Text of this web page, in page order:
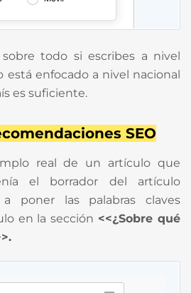
todo si escribes a nivel
está enfocado a nivel nacional
es suficiente.
SEO
real de un artículo que
el borrador del artículo
poner las palabras claves
en la sección <<¿Sobre qué